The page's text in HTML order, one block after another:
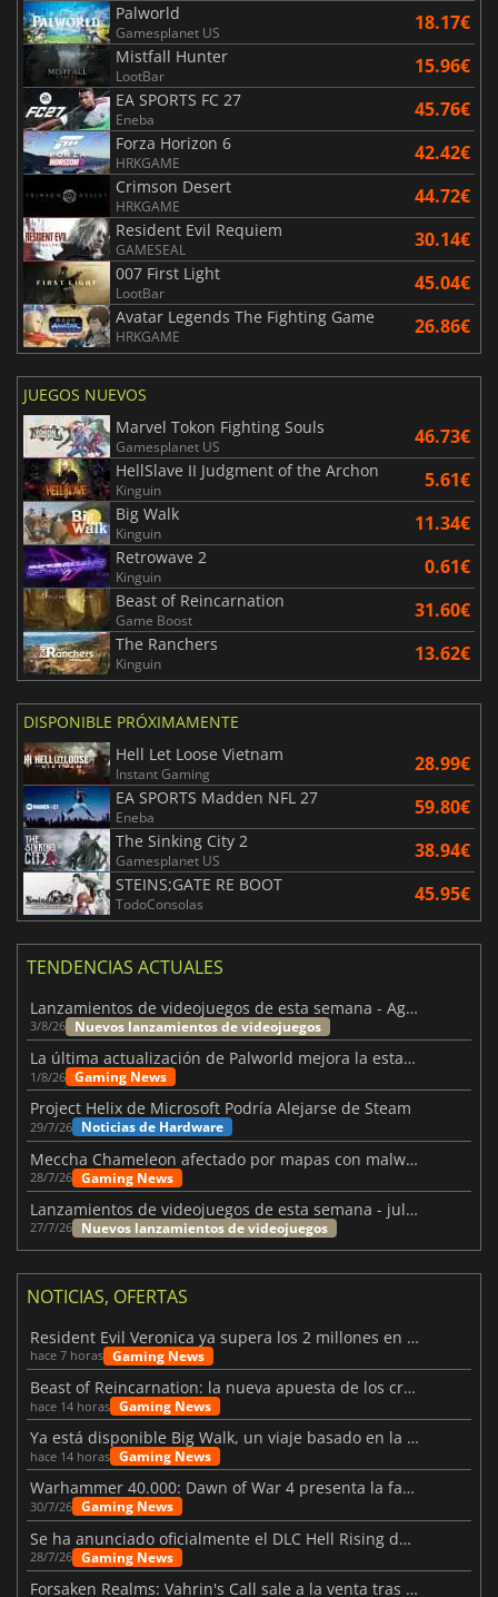
Palworld
Gamesplanet US 18.17€
Mistfall Hunter
LootBar 15.96€
EA SPORTS FC 27
Eneba 45.76€
Forza Horizon 6
HRKGAME 42.42€
Crimson Desert
HRKGAME 44.72€
Resident Evil Requiem
GAMESEAL 30.14€
007 First Light
LootBar 45.04€
Avatar Legends The Fighting Game
HRKGAME 26.86€
JUEGOS NUEVOS
Marvel Tokon Fighting Souls
Gamesplanet US 46.73€
HellSlave II Judgment of the Archon
Kinguin 5.61€
Big Walk
Kinguin 11.34€
Retrowave 2
Kinguin 0.61€
Beast of Reincarnation
Game Boost 31.60€
The Ranchers
Kinguin 13.62€
DISPONIBLE PRÓXIMAMENTE
Hell Let Loose Vietnam
Instant Gaming 28.99€
EA SPORTS Madden NFL 27
Eneba 59.80€
The Sinking City 2
Gamesplanet US 38.94€
STEINS;GATE RE BOOT
TodoConsolas 45.95€
TENDENCIAS ACTUALES
Lanzamientos de videojuegos de esta semana - Agosto de 2026 (semana 32)
3/8/26 Nuevos lanzamientos de videojuegos
La última actualización de Palworld mejora la estabilidad
1/8/26 Gaming News
Project Helix de Microsoft Podría Alejarse de Steam
29/7/26 Noticias de Hardware
Meccha Chameleon afectado por mapas con malware y Discord
28/7/26 Gaming News
Lanzamientos de videojuegos de esta semana - julio 2026 (semana 31)
27/7/26 Nuevos lanzamientos de videojuegos
NOTICIAS, OFERTAS
Resident Evil Veronica ya supera los 2 millones en listas de deseados
hace 7 horas Gaming News
Beast of Reincarnation: la nueva apuesta de los creadores de Pokémon
hace 14 horas Gaming News
Ya está disponible Big Walk, un viaje basado en la amistad
hace 14 horas Gaming News
Warhammer 40.000: Dawn of War 4 presenta la facción de los Necrones
30/7/26 Gaming News
Se ha anunciado oficialmente el DLC Hell Rising de Nioh 3
28/7/26 Gaming News
Forsaken Realms: Vahrin's Call sale a la venta tras una década